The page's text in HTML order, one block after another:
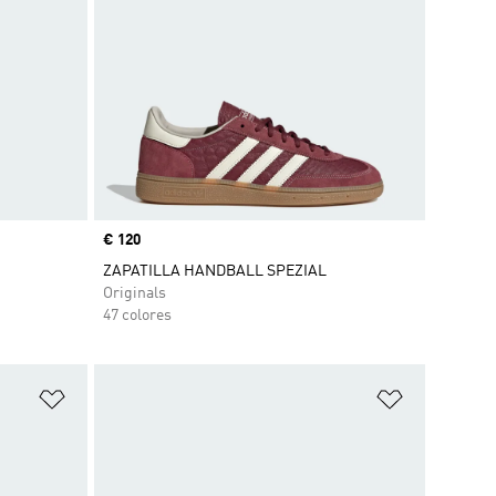
Precio
€ 120
ZAPATILLA HANDBALL SPEZIAL
Originals
47 colores